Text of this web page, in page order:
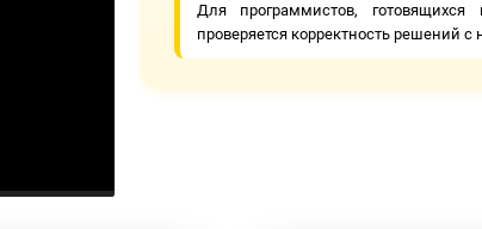
Для программистов,
проверяется корректность решений